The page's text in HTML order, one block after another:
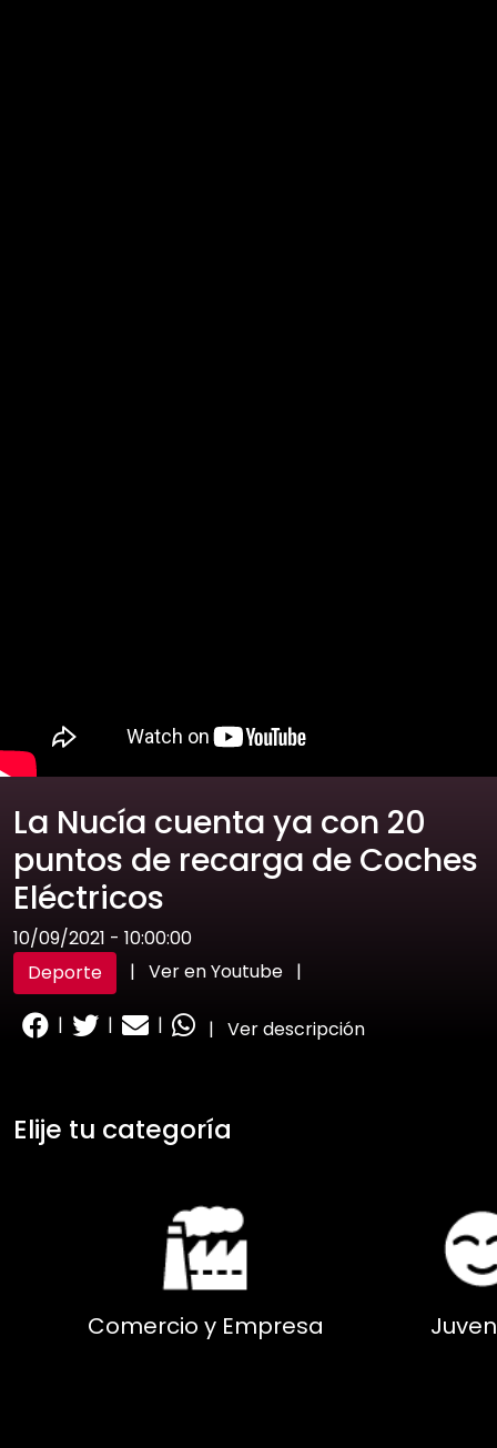
La Nucía cuenta ya con 20
puntos de recarga de Coches
Eléctricos
10/09/2021 - 10:00:00
Deporte
| Ver en Youtube |
| | | | Ver descripción
Elije tu categoría
Comercio y Empresa